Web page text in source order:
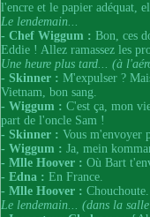
l'encre et le papier adéquat,
Le lendemain...
- Chef Wiggum : Bon, ces
Eddie ! Allez ramassez les
Une heure plus tard... (à
- Skinner : M'expulser ?
Vietnam, bon sang.
- Wiggum : C'est ça, mon
part de l'oncle Sam !
- Skinner : Vous m'envoyer
- Wiggum : Ja, mein
- Mlle Hoover : Où Bart
- Edna : En France.
- Mlle Hoover : Chouchoute.
Le lendemain... (dans la